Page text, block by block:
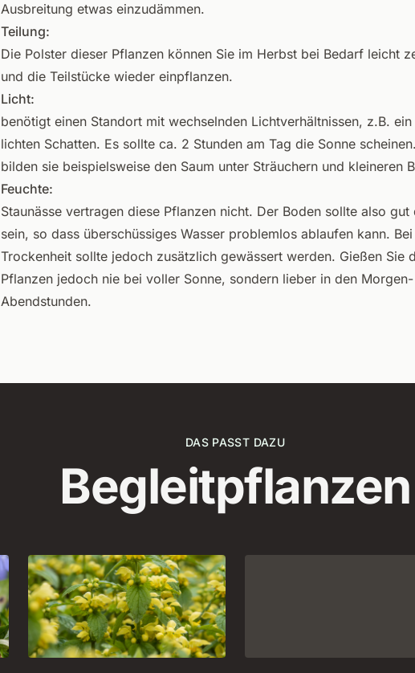
Ausbreitung etwas einzudämmen.
Teilung:
Die Polster dieser Pflanzen können Sie im Herbst bei Bedarf leicht
und die Teilstücke wieder einpflanzen.
Licht:
benötigt einen Standort mit wechselnden Lichtverhältnissen, z.B. ein
lichten Schatten. Es sollte ca. 2 Stunden am Tag die Sonne
bilden sie beispielsweise den Saum unter Sträuchern und kleineren
Feuchte:
Staunässe vertragen diese Pflanzen nicht. Der Boden sollte also gut
sein, so dass überschüssiges Wasser problemlos ablaufen kann.
Trockenheit sollte jedoch zusätzlich gewässert werden. Gießen Sie
Pflanzen jedoch nie bei voller Sonne, sondern lieber in den
Abendstunden.
DAS PASST DAZU
Begleitpflanzen